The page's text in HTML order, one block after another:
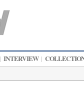
| INTERVIEW |